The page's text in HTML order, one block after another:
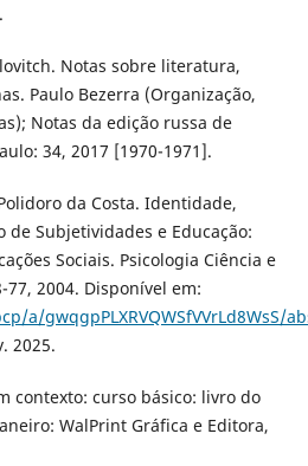
Notas sobre literatura,
Paulo Bezerra (Organização,
Notas da edição russa de
34, 2017 [1970-1971].
da Costa. Identidade,
de Subjetividades e Educação:
Sociais. Psicologia Ciência e
77, 2004. Disponível em:
a/gwqgpPLXRVQWSfVVrLd8WsS/
2025.
contexto: curso básico: livro do
WalPrint Gráfica e Editora,